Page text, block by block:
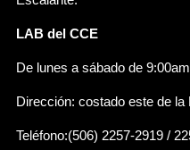
LAB del CCE
De lunes a sábado de
Dirección: costado este de
Teléfono:(506) 2257-2919 /